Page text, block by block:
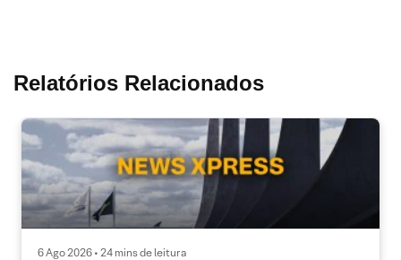
Relatórios Relacionados
6 Ago 2026 • 24 mins de leitura